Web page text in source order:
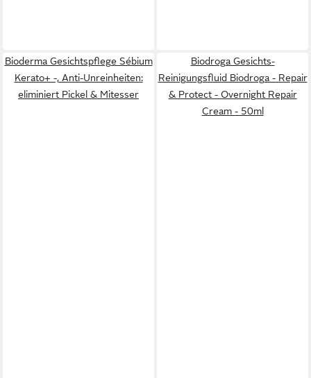
Bioderma Gesichtspflege Sébium
Kerato+ -, Anti-Unreinheiten:
eliminiert Pickel & Mitesser
Biodroga Gesichts-
Reinigungsfluid Biodroga - Repair
& Protect - Overnight Repair
Cream - 50ml